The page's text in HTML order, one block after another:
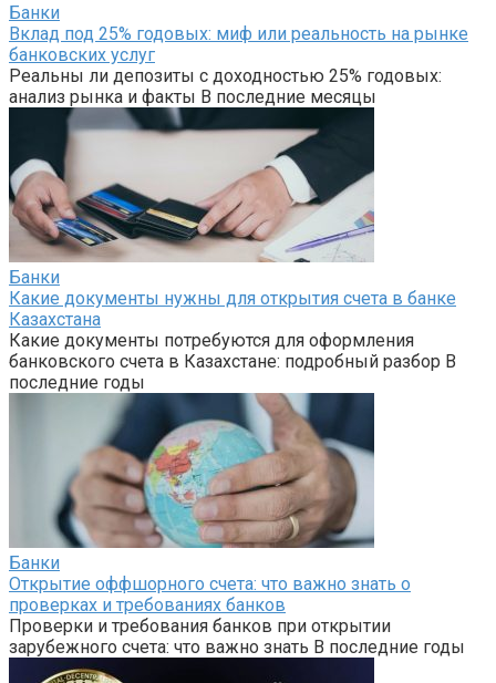
Банки
Вклад под 25% годовых: миф или реальность на рынке
банковских услуг
Реальны ли депозиты с доходностью 25% годовых:
анализ рынка и факты В последние месяцы
Банки
Какие документы нужны для открытия счета в банке
Казахстана
Какие документы потребуются для оформления
банковского счета в Казахстане: подробный разбор В
последние годы
Банки
Открытие оффшорного счета: что важно знать о
проверках и требованиях банков
Проверки и требования банков при открытии
зарубежного счета: что важно знать В последние годы